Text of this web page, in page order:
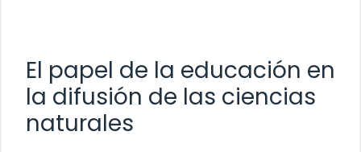
El papel de la educación en
la difusión de las ciencias
naturales